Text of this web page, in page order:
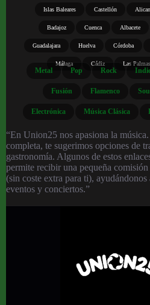
Islas Baleares Castellón
Badajoz Cuenca Albacete
Guadalajara Huelva Córdoba
Málaga Cádiz Las
Metal Pop Rock
Fusión Flamenco Soul
Electrónica Música Clásica
“En Union25 nos apasiona la
completa, te sugerimos opciones de
gastronomía. Algunos de estos
permite recibir una pequeña
(sin coste extra para ti),
eventos y conciertos.”